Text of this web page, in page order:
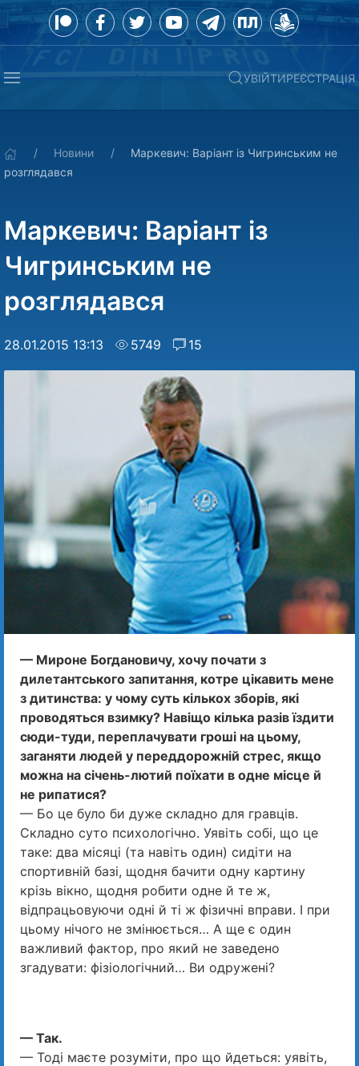
УВІЙТИРЕЄСТРАЦІЯ
Новини
Маркевич: Варіант із Чигринським не
розглядався
Маркевич: Варіант із
Чигринським не
розглядався
28.01.2015 13:13 5749 15
— Мироне Богдановичу, хочу почати з
дилетантського запитання, котре цікавить мене
з дитинства: у чому суть кількох зборів, які
проводяться взимку? Навіщо кілька разів їздити
сюди-туди, переплачувати гроші на цьому,
заганяти людей у переддорожній стрес, якщо
можна на січень-лютий поїхати в одне місце й
не рипатися?
— Бо це було би дуже складно для гравців.
Складно суто психологічно. Уявіть собі, що це
таке: два місяці (та навіть один) сидіти на
спортивній базі, щодня бачити одну картину
крізь вікно, щодня робити одне й те ж,
відпрацьовуючи одні й ті ж фізичні вправи. І при
цьому нічого не змінюється… А ще є один
важливий фактор, про який не заведено
згадувати: фізіологічний… Ви одружені?
— Так.
— Тоді маєте розуміти, про що йдеться: уявіть,